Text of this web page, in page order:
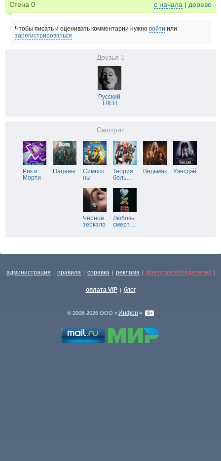
Стена 0 с начала | дерево
Чтобы писать и оценивать комментарии нужно войти или
зарегистрироваться
Друзья 1
Русский
ТЛЕН
Смотрит
Рик и
Морти
Пацаны
Симпсо
ны
Теория
боль…
Ведьмак Уэнсдэй
Черное
зеркало
Любовь,
смерт…
администрация | правила | справка | реклама | для правообладателей |
оплата VIP | блог
© 2008-2026 ООО « Инфон »